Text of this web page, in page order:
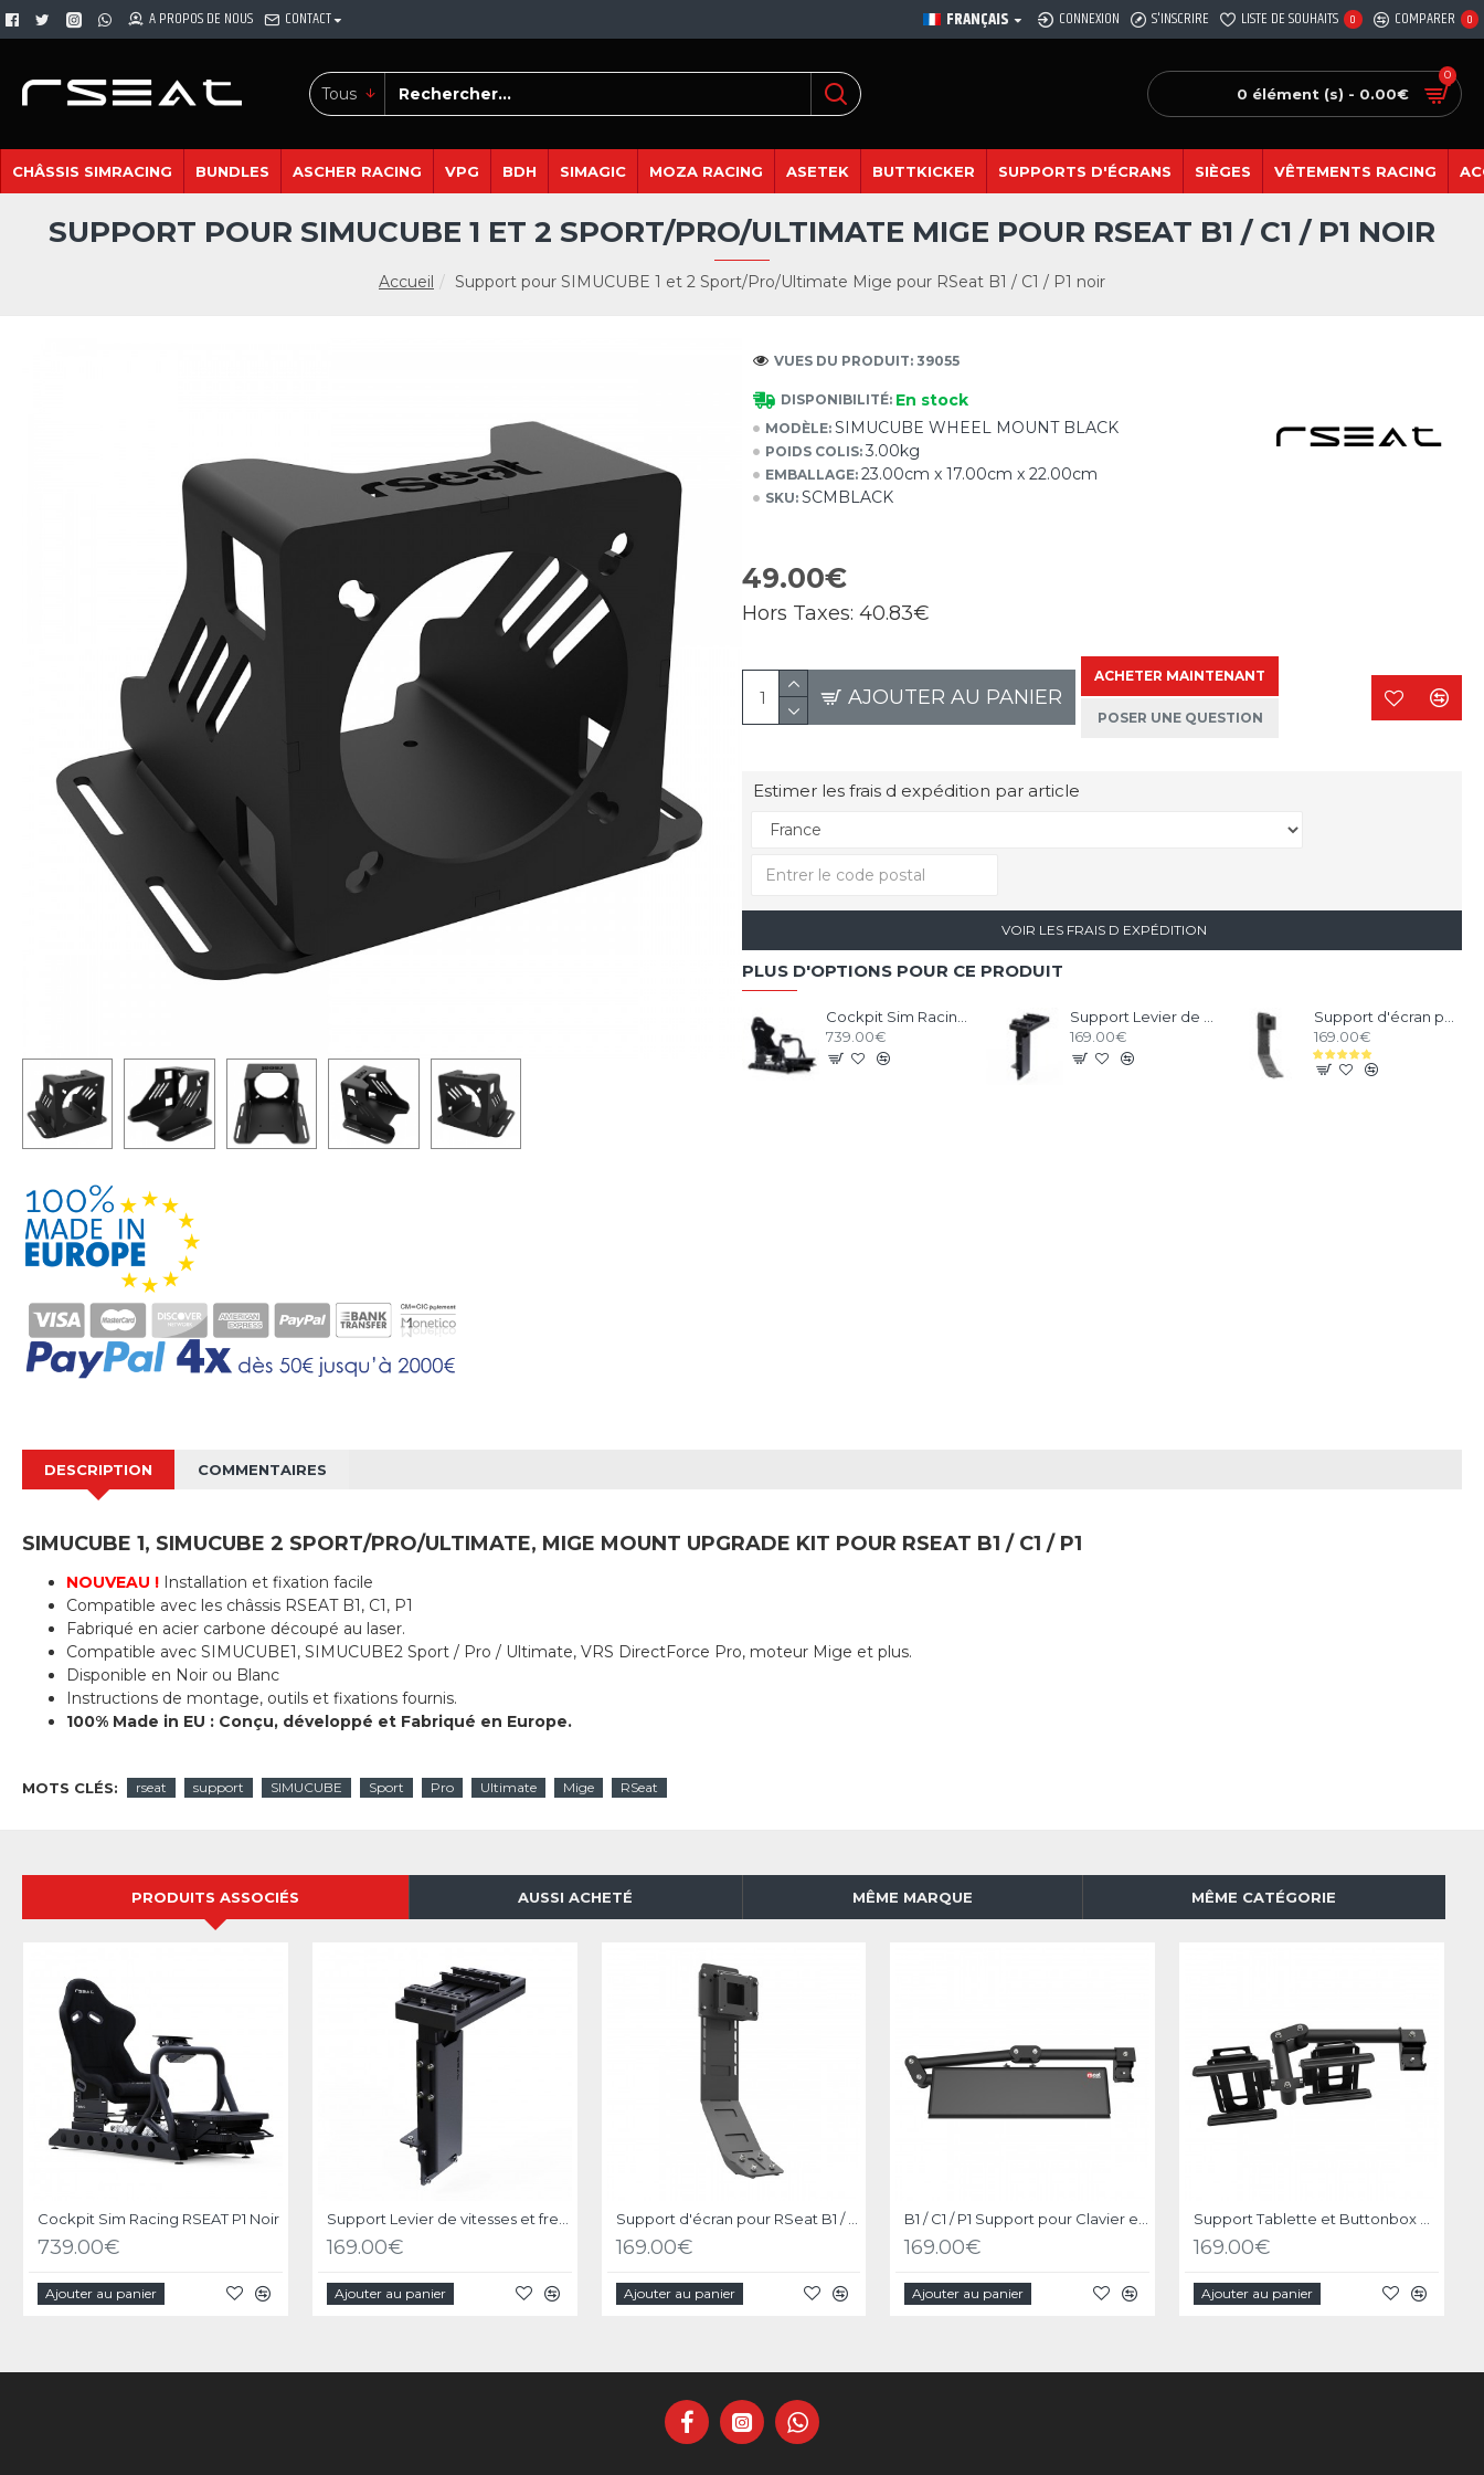
A PROPOS DE NOUS CONTACT FRANÇAIS CONNEXION S'INSCRIRE LISTE DE SOUHAITS 0 COMPARER 0
Tous 0 élément (s) - 0.00€
0
CHÂSSIS SIMRACING BUNDLES ASCHER RACING VPG BDH SIMAGIC MOZA RACING ASETEK BUTTKICKER SUPPORTS D'ÉCRANS SIÈGES VÊTEMENTS RACING
Accueil Support pour SIMUCUBE 1 et 2 Sport/Pro/Ultimate Mige pour RSeat B1 / C1 / P1 noir
SUPPORT POUR SIMUCUBE 1 ET 2 SPORT/PRO/ULTIMATE MIGE POUR RSEAT B1 / C1 / P1 NOIR
DISPONIBILITÉ: En stock
MODÈLE: SIMUCUBE WHEEL MOUNT BLACK
POIDS COLIS: 3.00kg
EMBALLAGE: 23.00cm x 17.00cm x 22.00cm
SKU: SCMBLACK
VUES DU PRODUIT: 39055
49.00€
Hors Taxes: 40.83€
AJOUTER AU PANIER
ACHETER MAINTENANT
POSER UNE QUESTION
Estimer les frais d expédition par article
VOIR LES FRAIS D EXPÉDITION
PLUS D'OPTIONS POUR CE PRODUIT
739.00€
169.00€
169.00€
DESCRIPTION COMMENTAIRES
SIMUCUBE 1, SIMUCUBE 2 SPORT/PRO/ULTIMATE, MIGE MOUNT UPGRADE KIT POUR RSEAT B1 / C1 / P1
NOUVEAU ! Installation et fixation facile
Compatible avec les châssis RSEAT B1, C1, P1
Fabriqué en acier carbone découpé au laser.
Compatible avec SIMUCUBE1, SIMUCUBE2 Sport / Pro / Ultimate, VRS DirectForce Pro, moteur Mige et plus.
Disponible en Noir ou Blanc
Instructions de montage, outils et fixations fournis.
100% Made in EU : Conçu, développé et Fabriqué en Europe.
MOTS CLÉS: rseat support SIMUCUBE Sport Pro Ultimate Mige RSeat
PRODUITS ASSOCIÉS AUSSI ACHETÉ MÊME MARQUE MÊME CATÉGORIE
Cockpit Sim Racing RSEAT P1 Noir
739.00€
Ajouter au panier
Support Levier de vitesses et frein à main pour RSeat P1 Noir
169.00€
Ajouter au panier
Support d'écran pour RSeat B1 / C1 / P1 Noir
169.00€
Ajouter au panier
B1 / C1 / P1 Support pour Clavier et Souris - Noir
169.00€
Ajouter au panier
Support Tablette et Buttonbox pour RSeat B1 / C1 / P1 Noir
169.00€
Ajouter au panier